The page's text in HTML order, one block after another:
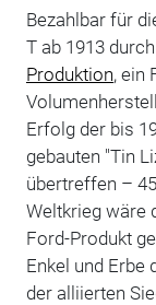
Bezahlbar für
T ab 1913
Produktion, ein
Erfolg der bis
gebauten "Tin
übertreffen –
Weltkrieg wäre
Ford-Produkt
Enkel und Erbe
der alliierten